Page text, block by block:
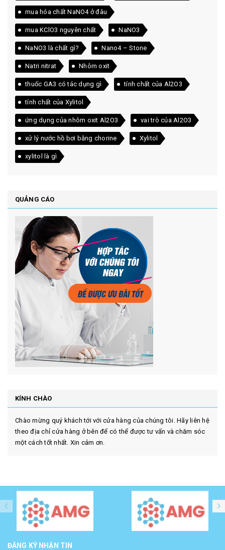
mua hóa chất NaNO4 ở đâu
mua KClO3 nguyên chất NaNO3
NaNO3 là chất gì? Nano4 – Stone
Natri nitrat Nhôm oxit
thuốc GA3 có tác dụng gì tính chất của Al2O3
tính chất của Xylitol
ứng dụng của nhôm oxit Al2O3 vai trò của Al2O3
xử lý nước hồ bơi bằng chorine Xylitol
xylitol là gì
QUẢNG CÁO
KÍNH CHÀO
Chào mừng quý khách tới với cửa hàng của chúng tôi. Hãy liên hệ
theo địa chỉ cửa hàng ở bên để có thể được tư vấn và chăm sóc
một cách tốt nhất. Xin cảm ơn.
ĐĂNG KÝ NHẬN TIN